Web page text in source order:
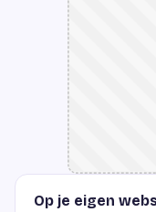
Op je eigen